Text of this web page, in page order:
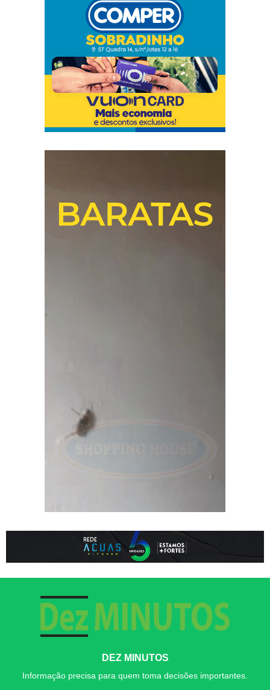
DEZ MINUTOS
Informação precisa para quem toma decisões importantes.